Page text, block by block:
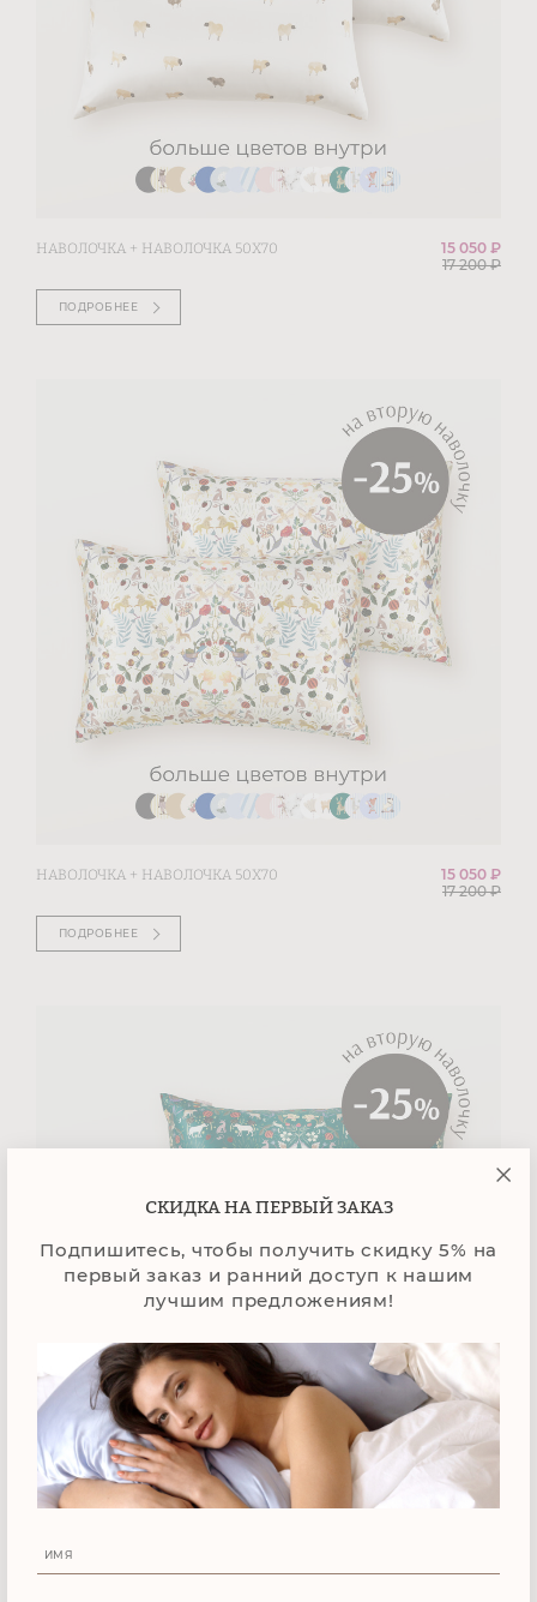
НАВОЛОЧКА + НАВОЛОЧКА 50Х70
15 050 ₽
17 200₽
ПОДРОБНЕЕ
НАВОЛОЧКА + НАВОЛОЧКА 50Х70
15 050 ₽
17 200₽
ПОДРОБНЕЕ
НАВОЛОЧКА + НАВОЛОЧКА 50Х70
15 050 ₽
ПОДРОБНЕЕ
СКИДКА НА ПЕРВЫЙ ЗАКАЗ
Подпишитесь, чтобы получить скидку 5% на
первый заказ и ранний доступ к нашим
лучшим предложениям!